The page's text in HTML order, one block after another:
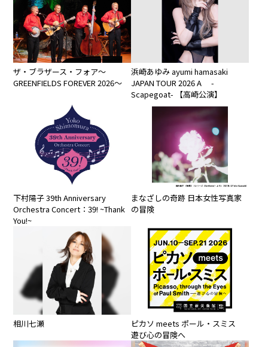
ザ・ブラザース・フォア～
GREENFIELDS FOREVER 2026～
浜崎あゆみ ayumi hamasaki
JAPAN TOUR 2026 A -
Scapegoat- 【高崎公演】
下村陽⼦ 39th Anniversary
Orchestra Concert：39! ~Thank
You!~
まなざしの奇跡 日本女性写真家
の冒険
相川七瀬
ピカソ meets ポール・スミス
遊び心の冒険へ